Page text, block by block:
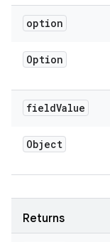
option
Option
fieldValue
Object
Returns